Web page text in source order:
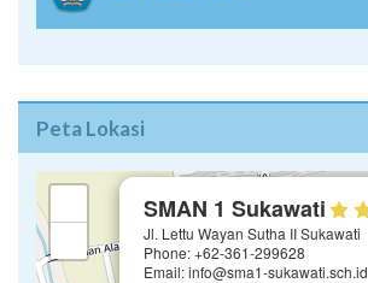
Peta Lokasi
SMAN 1 Sukawati
Jl. Lettu Wayan Sutha II Sukawati
Phone: +62-361-299628
Email: info@sma1-sukawati.sch.id